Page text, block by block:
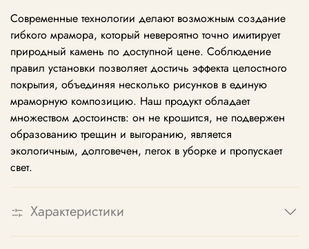
Современные технологии делают возможным создание
гибкого мрамора, который невероятно точно имитирует
природный камень по доступной цене. Соблюдение
правил установки позволяет достичь эффекта целостного
покрытия, объединяя несколько рисунков в единую
мраморную композицию. Наш продукт обладает
множеством достоинств: он не крошится, не подвержен
образованию трещин и выгоранию, является
экологичным, долговечен, легок в уборке и пропускает
свет.
Характеристики